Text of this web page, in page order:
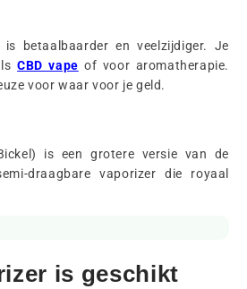
is betaalbaarder en veelzijdiger. Je
CBD vape of voor aromatherapie.
voor waar voor je geld.
is een grotere versie van de
draagbare vaporizer die royaal
is geschikt